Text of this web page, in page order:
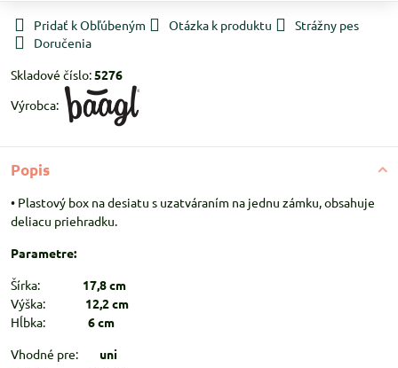
Pridať k Obľúbeným Otázka k produktu
Strážny pes
Doručenia
Skladové číslo:5276
Výrobca:
Popis
• Plastový box na desiatu s uzatváraním na jednu zámku, obsahuje
deliacu priehradku.
Parametre:
Šírka: 17,8 cm
Výška: 12,2 cm
Hĺbka: 6 cm
Vhodné pre:
uni